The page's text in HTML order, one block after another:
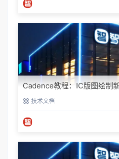
Cadence教程：IC版图绘制
技术文档